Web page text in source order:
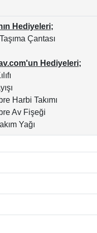
Hediyeleri;
Çantası
Hediyeleri;
Harbi Takımı
Av Fişeği
Yağı